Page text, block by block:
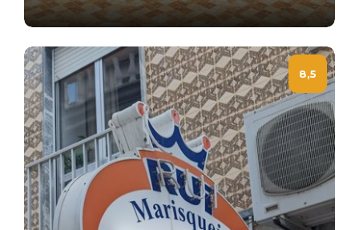
8,5